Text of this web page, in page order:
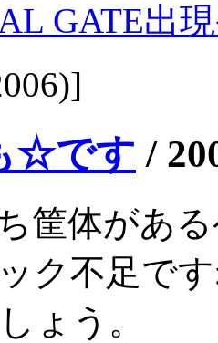
GATE出
☆です /
筐体があ
ク不足で
ょう。